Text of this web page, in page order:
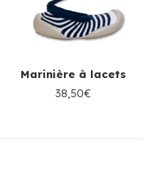
Marinière à lacets
38,50€